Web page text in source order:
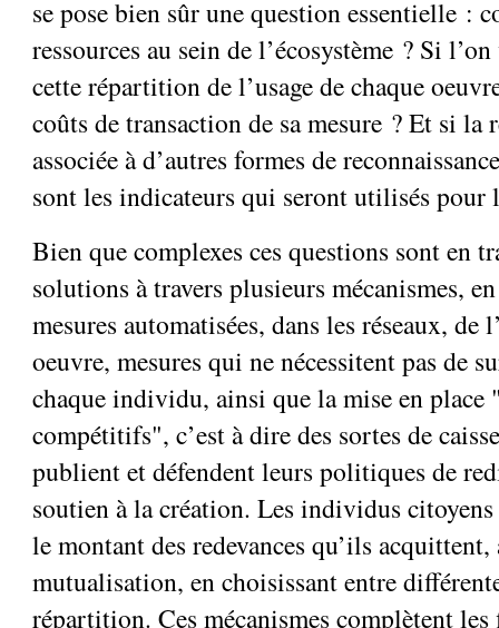
se pose bien sûr une question essentielle :
ressources au sein de l’écosystème ? Si
cette répartition de l’usage de chaque
coûts de transaction de sa mesure ? Et si la
associée à d’autres formes de
sont les indicateurs qui seront utilisés pour
Bien que complexes ces questions sont en
solutions à travers plusieurs mécanismes,
mesures automatisées, dans les réseaux, de
oeuvre, mesures qui ne nécessitent pas de
chaque individu, ainsi que la mise en place
compétitifs", c’est à dire des sortes de
publient et défendent leurs politiques de
soutien à la création. Les individus
le montant des redevances qu’ils
mutualisation, en choisissant entre
répartition. Ces mécanismes complètent les